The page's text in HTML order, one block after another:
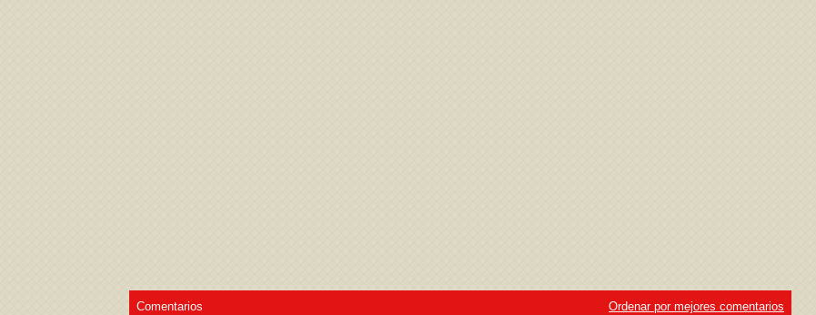
Comentarios Ordenar por mejores comentarios